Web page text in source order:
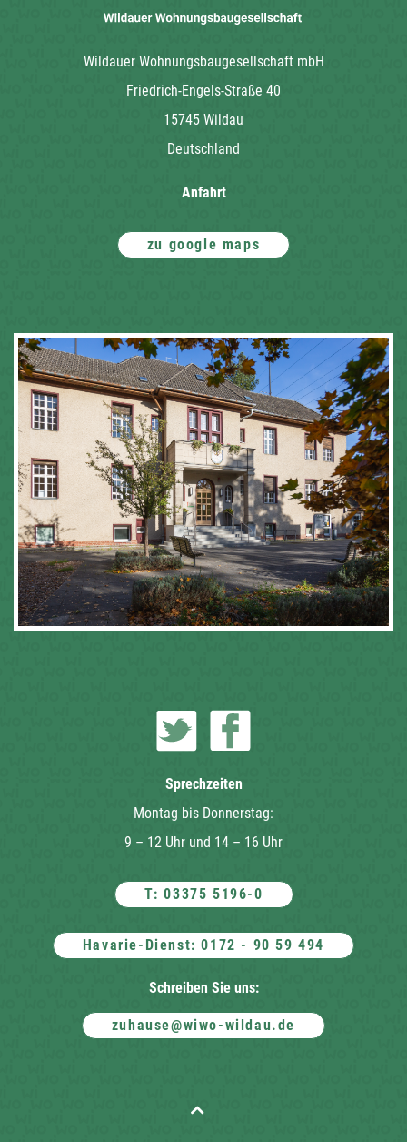
Wildauer Wohnungsbaugesellschaft mbH
Friedrich-Engels-Straße 40
15745 Wildau
Deutschland
Anfahrt
zu google maps
Sprechzeiten
Montag bis Donnerstag:
9 – 12 Uhr und 14 – 16 Uhr
T: 03375 5196-0
Havarie-Dienst: 0172 - 90 59 494
Schreiben Sie uns:
zuhause@wiwo-wildau.de